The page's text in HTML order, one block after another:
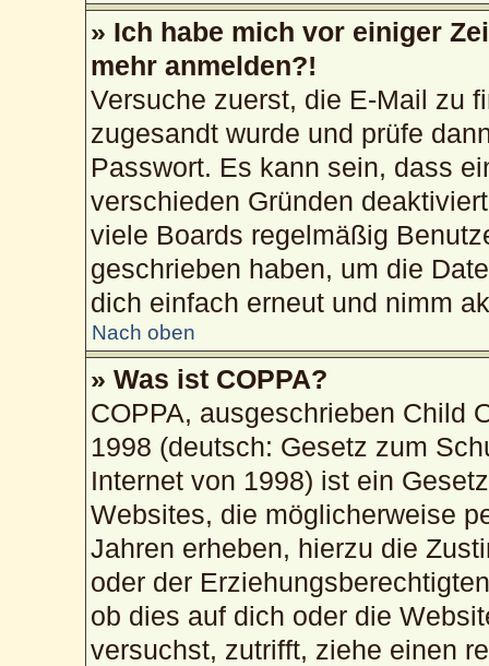
» Ich habe mich vor einiger
mehr anmelden?!
Versuche zuerst, die E-Mail zu
zugesandt wurde und prüfe
Passwort. Es kann sein, dass
verschieden Gründen
viele Boards regelmäßig
geschrieben haben, um die
dich einfach erneut und nimm
Nach oben
» Was ist COPPA?
COPPA, ausgeschrieben Child
1998 (deutsch: Gesetz zum
Internet von 1998) ist ein
Websites, die möglicherweise
Jahren erheben, hierzu die
oder der
ob dies auf dich oder die
versuchst, zutrifft, ziehe einen